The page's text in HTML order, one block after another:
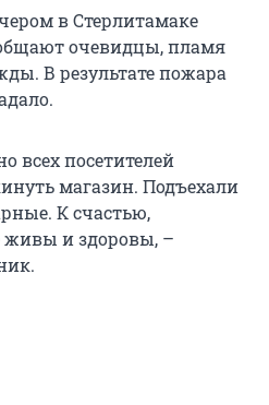
в Стерлитамаке
очевидцы, пламя
В результате пожара
всех посетителей
магазин. Подъехали
К счастью,
живы и здоровы, –